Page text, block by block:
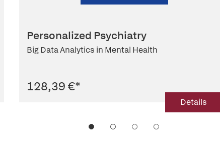
Personalized Psychiatry
Big Data Analytics in Mental Health
128,39 €*
Details